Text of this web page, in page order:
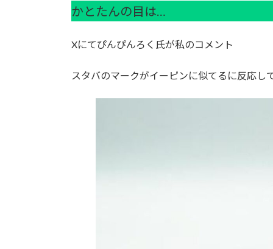
かとたんの目は…
Xにてぴんぴんろく氏が私のコメント
スタバのマークがイーピンに似てるに反応し